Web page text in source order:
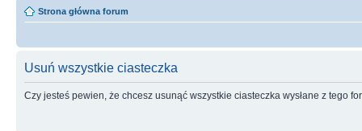
Strona główna forum
Usuń wszystkie ciasteczka
Czy jesteś pewien, że chcesz usunąć wszystkie ciasteczka wysłane z tego